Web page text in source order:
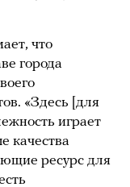
что
города
«Здесь [для
играет
качества
ресурс для